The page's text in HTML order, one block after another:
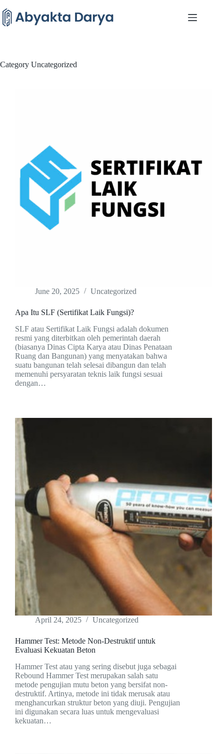
to
content
Category Uncategorized
June 20, 2025 Uncategorized
Apa Itu SLF (Sertifikat Laik Fungsi)?
SLF atau Sertifikat Laik Fungsi adalah dokumen
resmi yang diterbitkan oleh pemerintah daerah
(biasanya Dinas Cipta Karya atau Dinas Penataan
Ruang dan Bangunan) yang menyatakan bahwa
suatu bangunan telah selesai dibangun dan telah
memenuhi persyaratan teknis laik fungsi sesuai
dengan…
April 24, 2025 Uncategorized
Hammer Test: Metode Non-Destruktif untuk
Evaluasi Kekuatan Beton
Hammer Test atau yang sering disebut juga sebagai
Rebound Hammer Test merupakan salah satu
metode pengujian mutu beton yang bersifat non-
destruktif. Artinya, metode ini tidak merusak atau
menghancurkan struktur beton yang diuji. Pengujian
ini digunakan secara luas untuk mengevaluasi
kekuatan…